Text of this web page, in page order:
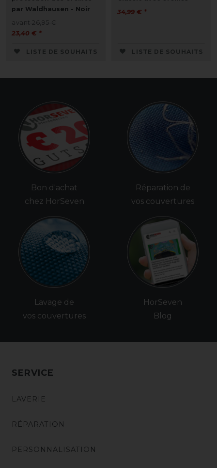
par Waldhausen - Noir
avant 26,95 €
23,40 € *
LISTE DE SOUHAITS
34,99 € *
LISTE DE SOUHAITS
Bon d'achat
chez HorSeven
Lavage de
vos couvertures
Réparation de
vos couvertures
HorSeven
Blog
SERVICE
LAVERIE
RÉPARATION
PERSONNALISATION